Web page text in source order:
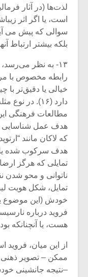
لذت‌ها (در آثار
است، یا اگر اثر
سوالی که پیش می
بلکه بیشتر ارتباط
۱۳- به نظر
رابطه مخصوص با
خیالی یا دقیق‌تر با
دارد (۱۶). در
مطالعات فرهنگی
هدف عمل شناسایی
که لاکان مانند
هدف سرکوب شده
تمایلی که هرگز
ناتوانی و محو
تمایل، شکل هویت
خودش (این موضوع
هست، یا آنچنانکه
از این میان، فروید
ممکن – تصویر ذهنی
–نتیجه جانشینی